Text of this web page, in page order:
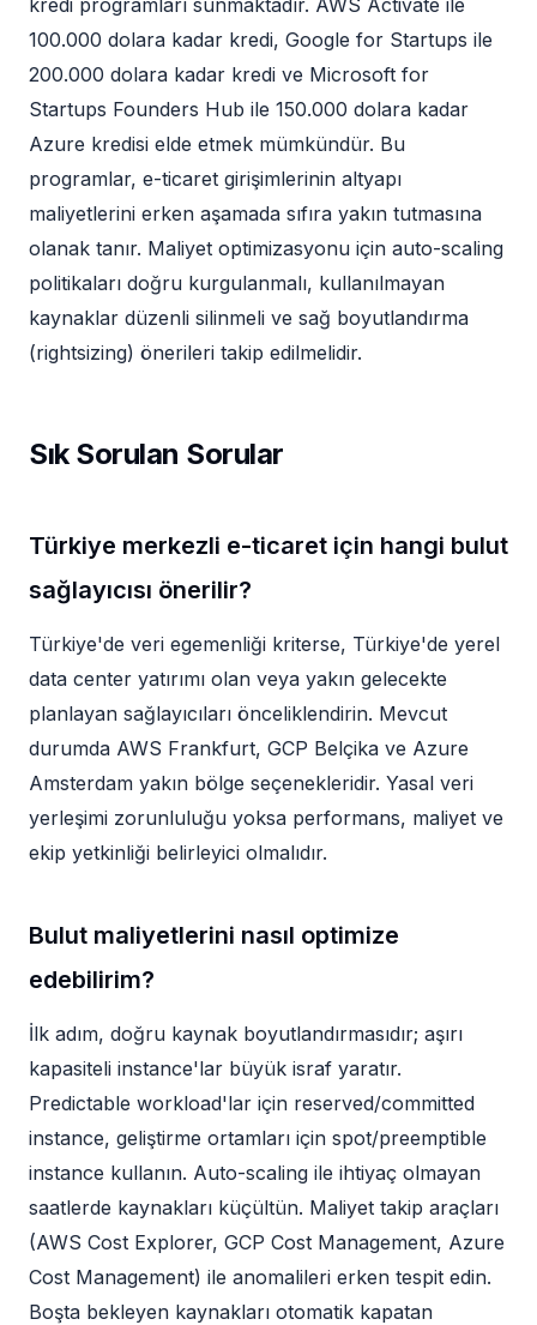
kredi programları sunmaktadır. AWS Activate ile
100.000 dolara kadar kredi, Google for Startups ile
200.000 dolara kadar kredi ve Microsoft for
Startups Founders Hub ile 150.000 dolara kadar
Azure kredisi elde etmek mümkündür. Bu
programlar, e-ticaret girişimlerinin altyapı
maliyetlerini erken aşamada sıfıra yakın tutmasına
olanak tanır. Maliyet optimizasyonu için auto-scaling
politikaları doğru kurgulanmalı, kullanılmayan
kaynaklar düzenli silinmeli ve sağ boyutlandırma
(rightsizing) önerileri takip edilmelidir.
Sık Sorulan Sorular
Türkiye merkezli e-ticaret için hangi bulut
sağlayıcısı önerilir?
Türkiye'de veri egemenliği kriterse, Türkiye'de yerel
data center yatırımı olan veya yakın gelecekte
planlayan sağlayıcıları önceliklendirin. Mevcut
durumda AWS Frankfurt, GCP Belçika ve Azure
Amsterdam yakın bölge seçenekleridir. Yasal veri
yerleşimi zorunluluğu yoksa performans, maliyet ve
ekip yetkinliği belirleyici olmalıdır.
Bulut maliyetlerini nasıl optimize
edebilirim?
İlk adım, doğru kaynak boyutlandırmasıdır; aşırı
kapasiteli instance'lar büyük israf yaratır.
Predictable workload'lar için reserved/committed
instance, geliştirme ortamları için spot/preemptible
instance kullanın. Auto-scaling ile ihtiyaç olmayan
saatlerde kaynakları küçültün. Maliyet takip araçları
(AWS Cost Explorer, GCP Cost Management, Azure
Cost Management) ile anomalileri erken tespit edin.
Boşta bekleyen kaynakları otomatik kapatan